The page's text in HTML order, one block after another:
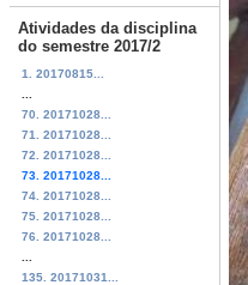
Atividades da disciplina
do semestre 2017/2
1. 20170815...
70. 20171028...
71. 20171028...
72. 20171028...
73. 20171028...
74. 20171028...
75. 20171028...
76. 20171028...
135. 20171031...